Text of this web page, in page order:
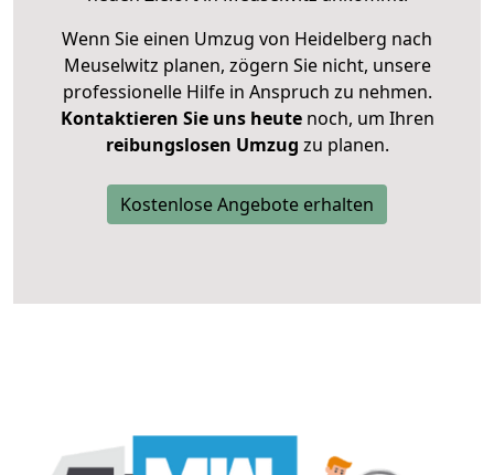
Wenn Sie einen Umzug von Heidelberg nach
Meuselwitz planen, zögern Sie nicht, unsere
professionelle Hilfe in Anspruch zu nehmen.
Kontaktieren Sie uns heutenoch, um Ihren
reibungslosen Umzug zu planen.
Kostenlose Angebote erhalten